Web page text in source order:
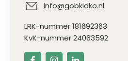
info@gobkidko.nl
LRK-nummer 181692363
KvK-nummer 24063592